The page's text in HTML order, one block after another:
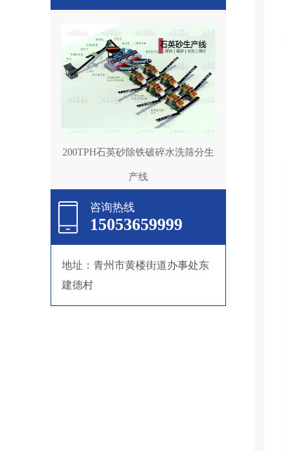
200TPH石英砂除铁破碎水洗筛分生
产线
咨询热线
15053659999
地址：青州市黄楼街道办事处东
建德村